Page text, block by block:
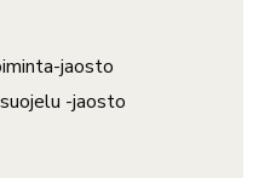
jaosto
-jaosto